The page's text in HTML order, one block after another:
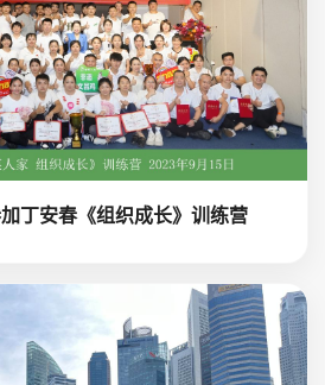
丁安春《组织成长》训练营